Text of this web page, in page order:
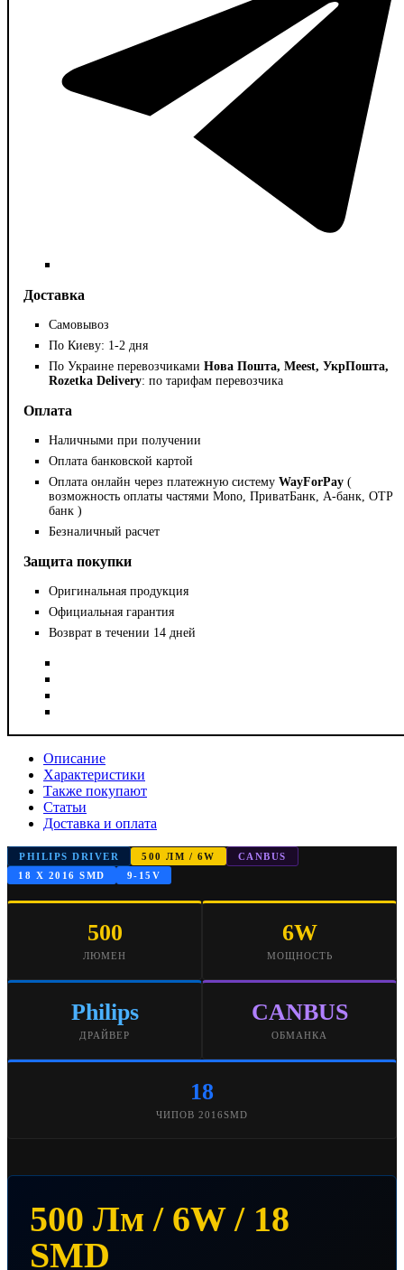
Доставка
Самовывоз
По Киеву: 1-2 дня
По Украине перевозчиками Нова Пошта, Meest, УкрПошта,
Rozetka Delivery: по тарифам перевозчика
Оплата
Наличными при получении
Оплата банковской картой
Оплата онлайн через платежную систему WayForPay (
возможность оплаты частями Mono, ПриватБанк, А-банк, OTP
банк )
Безналичный расчет
Защита покупки
Оригинальная продукция
Официальная гарантия
Возврат в течении 14 дней
Описание
Характеристики
Также покупают
Статьи
Доставка и оплата
PHILIPS DRIVER 500 ЛМ / 6W
CANBUS
18 X 2016 SMD
9-15V
500
ЛЮМЕН
6W
МОЩНОСТЬ
Philips
ДРАЙВЕР
CANBUS
ОБМАНКА
18
ЧИПОВ 2016SMD
500 Лм / 6W / 18
SMD